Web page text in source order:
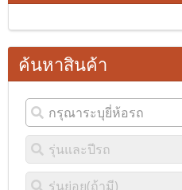
ค้นหาสินค้า